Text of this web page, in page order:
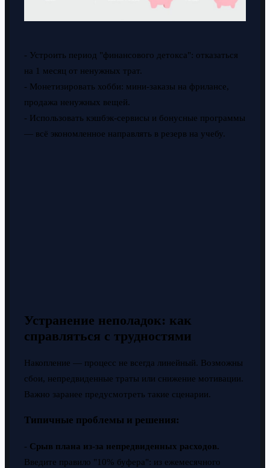
- Устроить период "финансового детокса": отказаться
на 1 месяц от ненужных трат.
- Монетизировать хобби: мини-заказы на фрилансе,
продажа ненужных вещей.
- Использовать кэшбэк-сервисы и бонусные программы
— всё экономленное направлять в резерв на учебу.
Устранение неполадок: как
справляться с трудностями
Накопление — процесс не всегда линейный. Возможны
сбои, непредвиденные траты или снижение мотивации.
Важно заранее предусмотреть такие сценарии.
Типичные проблемы и решения:
- Срыв плана из-за непредвиденных расходов.
Введите правило "10% буфера": из ежемесячного